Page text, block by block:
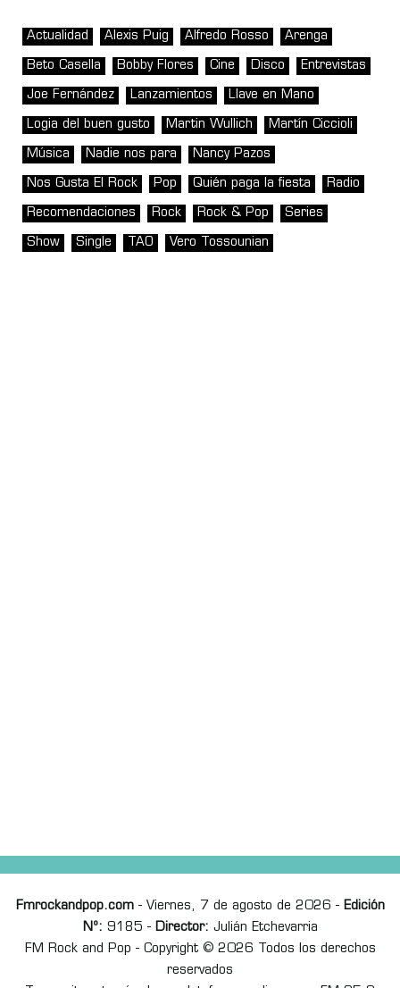
Actualidad Alexis Puig Alfredo Rosso Arenga
Beto Casella Bobby Flores Cine Disco Entrevistas
Joe Fernández Lanzamientos Llave en Mano
Logia del buen gusto Martin Wullich Martín Ciccioli
Música Nadie nos para Nancy Pazos
Nos Gusta El Rock Pop Quién paga la fiesta Radio
Recomendaciones Rock Rock & Pop Series
Show Single TAO Vero Tossounian
Fmrockandpop.com- Viernes, 7 de agosto de 2026 - Edición
Nº: 9185 - Director: Julián Etchevarria
FM Rock and Pop - Copyright © 2026 Todos los derechos
reservados